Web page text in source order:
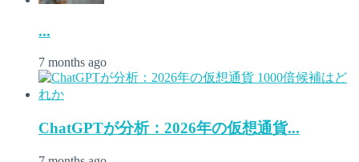
...
7 months ago
ChatGPTが分析：2026年の仮想通貨...